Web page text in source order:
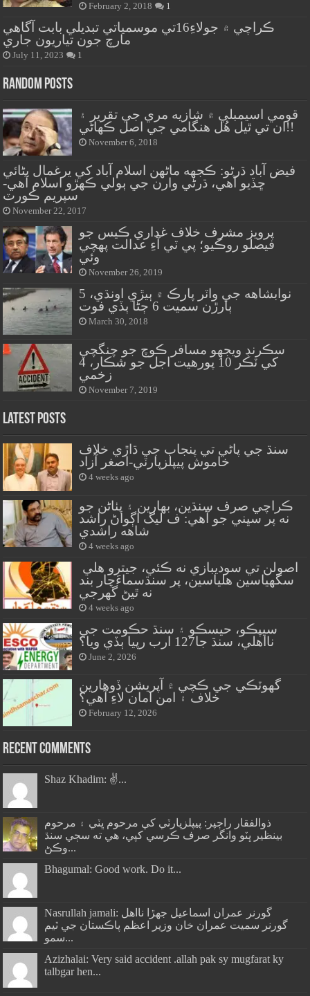
February 2, 2018 1
ڪراچي ۾ جولاءِ16تي موسمياتي تبديلي بابت آگاهي
مارچ جون تياريون جاري
July 11, 2023 1
Random Posts
قومي اسيمبلي ۾ شازيه مري جي تقرير ۽
ان تي ٿيل هُل هنگامي جي اصل ڪهاڻي!!
November 6, 2018
فيض آباد ڌرڻو: ڪجهه ماڻهن اسلام آباد کي يرغمال بڻائي
ڇڏيو آهي، ڌرڻي وارن جي ٻولي ڪهڙو اسلام آهي-
سپريم ڪورٽ
November 22, 2017
پرويز مشرف خلاف غداري ڪيس جو
فيصلو روڪيو؛ پي ٽي آءِ عدالت پهچي
وئي
November 26, 2019
نوابشاهه جي واٽر پارڪ ۾ ٻيڙي اونڌي، 5
ٻارڙن سميت 6 ڄڻا ٻڏي فوت
March 30, 2018
سڪرنڊ ويجهو مسافر ڪوچ جو چنگچي
کي ٽڪر 10 پورهيت اجل جو شڪار، 4
زخمي
November 7, 2019
Latest Posts
سنڌ جي پاڻي تي پنجاب جي ڌاڙي خلاف
خاموش پيپلزپارٽي-اصغر آزاد
4 weeks ago
ڪراچي صرف سنڌين، بهارين ۽ پٺاڻن جو
نه پر سڀني جو آهي: ف ليگ اڳواڻ راشد
شاهه راشدي
4 weeks ago
سگهياسين هلياسين، پر سنڌسماءَچار بند
نه ٿيڻ گهرجي
4 weeks ago
سيپڪو، حيسڪو ۽ سنڌ حڪومت جي
نااهلي، سنڌ جا127 ارب رپيا ٻڏي ويا؟
June 2, 2026
گهوٽڪي جي ڪچي ۾ آپريشن ڏوهارين
خلاف ۽ امن امان لاءِ آهي؟
February 12, 2026
Recent Comments
Shaz Khadim: ✌️...
ذوالفقار راڄپر: پيپلزپارٽي کي مرحوم ڀٽي ۽ مرحوم
بينظير ڀٽو وانگر صرف ڪرسي کپي، هي ته سڄي سنڌ
وڪڻ...
Bhagumal: Good work. Do it...
Nasrullah jamali: گورنر عمران اسماعيل جھڙا نااهل
گورنر سميت عمران خان وزير اعظم پاڪستان جي ٽيم
سمو...
Azizhalai: Very said accident .allah pak sy mugfarat ky
talbgar hen...